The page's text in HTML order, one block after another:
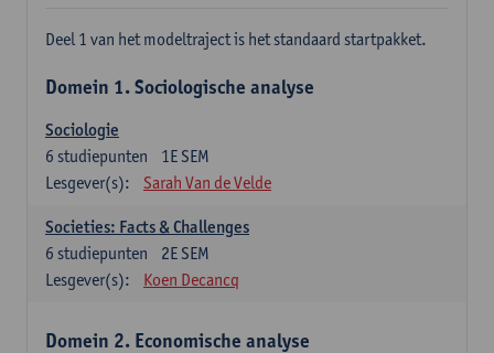
Deel 1 van het modeltraject is het standaard startpakket.
Domein 1. Sociologische analyse
Sociologie
1E SEM
6 studiepunten
Lesgever(s):
Sarah Van de Velde
Societies: Facts & Challenges
2E SEM
6 studiepunten
Lesgever(s):
Koen Decancq
Domein 2. Economische analyse